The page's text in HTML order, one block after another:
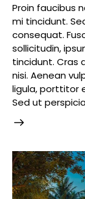
Proin faucibus
mi tincidunt.
consequat.
sollicitudin,
tincidunt. Cras
nisi. Aenean
ligula, porttitor
Sed ut